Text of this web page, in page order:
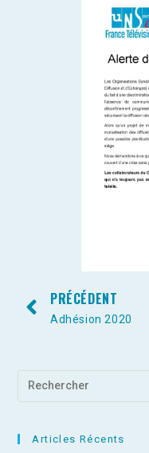
PRÉCÉDENT
Adhésion 2020
Articles Récents